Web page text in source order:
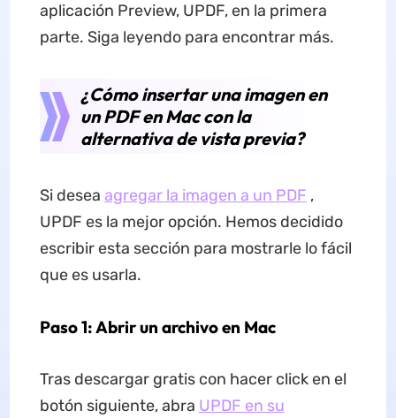
aplicación Preview, UPDF, en la primera
parte. Siga leyendo para encontrar más.
¿Cómo insertar una imagen en
un PDF en Mac con la
alternativa de vista previa?
Si desea agregar la imagen a un PDF ,
UPDF es la mejor opción. Hemos decidido
escribir esta sección para mostrarle lo fácil
que es usarla.
Paso 1: Abrir un archivo en Mac
Tras descargar gratis con hacer click en el
botón siguiente, abra UPDF en su